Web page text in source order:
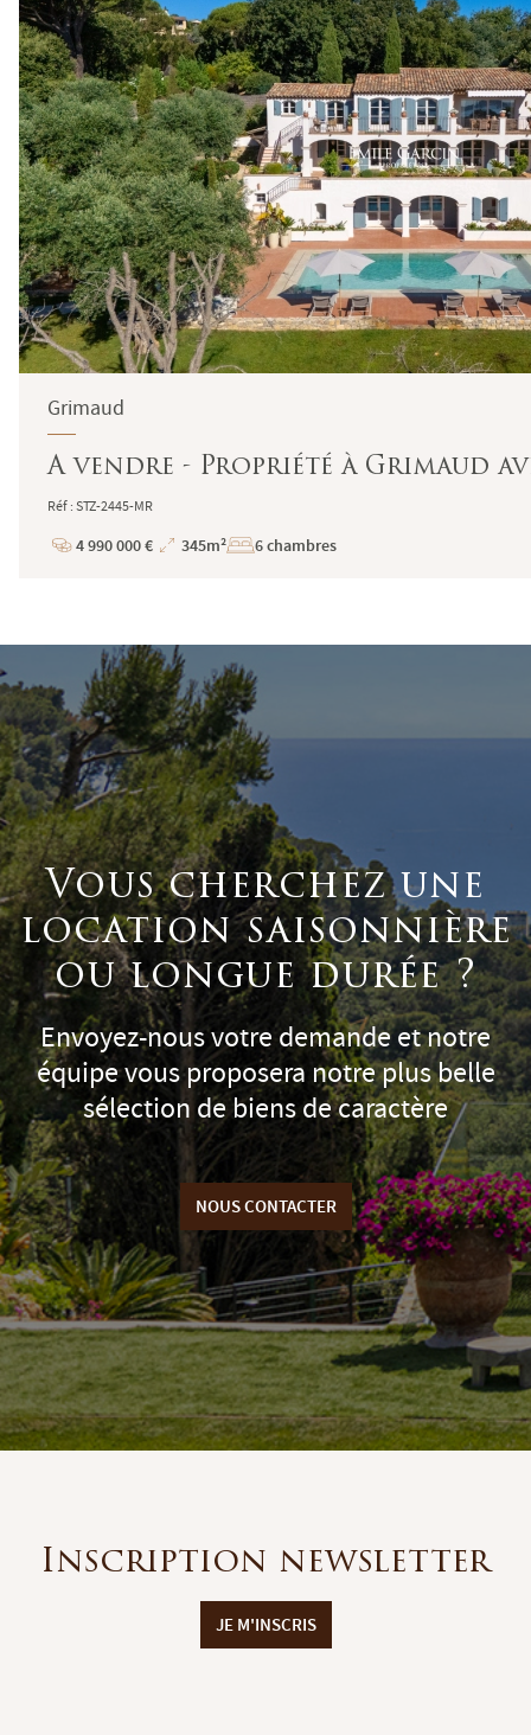
Grimaud
A vendre - Propriété à Grimaud
Réf : STZ-2445-MR
Prix
4 990 000 €
Superficie
345m² 6 chambres
Vous cherchez une
location saisonnière
ou longue durée ?
Envoyez-nous votre demande et notre
équipe vous proposera notre plus belle
sélection de biens de caractère
NOUS CONTACTER
Inscription newsletter
JE M'INSCRIS